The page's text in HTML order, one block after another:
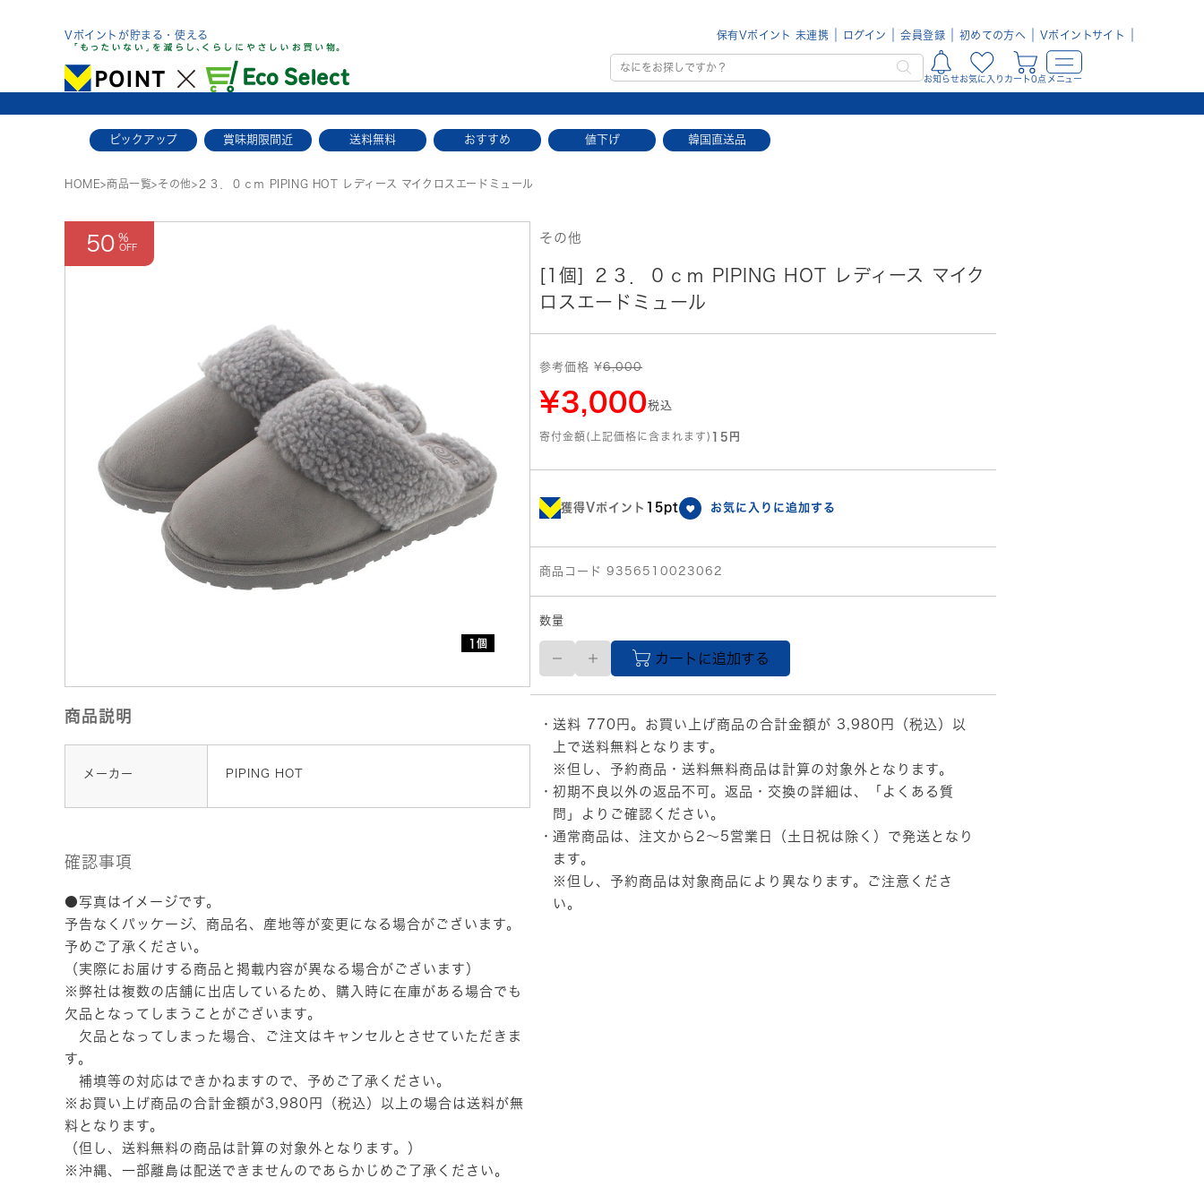
Vポイントが貯まる・使える 保有Vポイント 未連携 ログイン 会員登録 初めての方へ Vポイントサイト
お知らせお気に入り カート0点 メニュー
ピックアップ 賞味期限間近 送料無料 おすすめ 値下げ 韓国直送品
HOME>商品一覧>その他> ２３．０ｃｍ PIPING HOT レディース マイクロスエードミュール
50
1個
商品説明
メーカー PIPING HOT
確認事項
●写真はイメージです。
予告なくパッケージ、商品名、産地等が変更になる場合がございます。
予めご了承ください。
（実際にお届けする商品と掲載内容が異なる場合がございます）
※弊社は複数の店舗に出店しているため、購入時に在庫がある場合でも
欠品となってしまうことがございます。
欠品となってしまった場合、ご注文はキャンセルとさせていただきま
す。
補填等の対応はできかねますので、予めご了承ください。
※お買い上げ商品の合計金額が3,980円（税込）以上の場合は送料が無
料となります。
（但し、送料無料の商品は計算の対象外となります。）
※沖縄、一部離島は配送できませんのであらかじめご了承ください。
その他
[1個] ２３．０ｃｍ PIPING HOT レディース マイク
ロスエードミュール
参考価格 ¥6,000
¥3,000税込
寄付金額(上記価格に含まれます) 15円
獲得Vポイント 15pt お気に入りに追加する
商品コード 9356510023062
数量
２
３．
０
ｃ
PIPING
HOT
レ
デ
ィ
ー
マ
イ
ク
ロ
カートに追加する
送料 770円。お買い上げ商品の合計金額が 3,980円（税込）以
上で送料無料となります。
※但し、予約商品・送料無料商品は計算の対象外となります。
初期不良以外の返品不可。返品・交換の詳細は、
「よくある質
問」
よりご確認ください。
通常商品は、注文から2～5営業日（土日祝は除く）で発送となり
ます。
※但し、予約商品は対象商品により異なります。ご注意くださ
い。